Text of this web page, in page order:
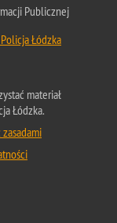
Publicznej
Łódzka
materiał
Łódzka.